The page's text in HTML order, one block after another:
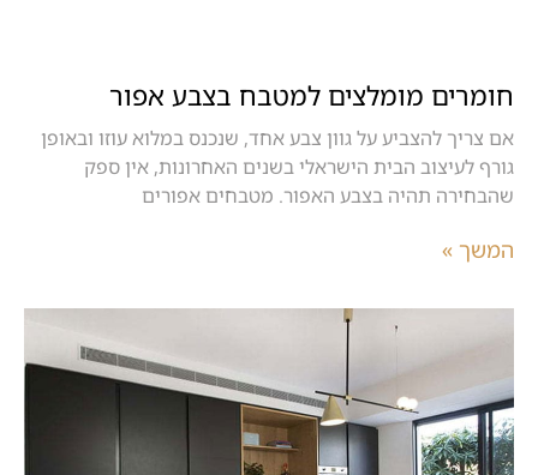
חומרים מומלצים למטבח בצבע אפור
אם צריך להצביע על גוון צבע אחד, שנכנס במלוא עוזו ובאופן
גורף לעיצוב הבית הישראלי בשנים האחרונות, אין ספק
שהבחירה תהיה בצבע האפור. מטבחים אפורים
המשך »